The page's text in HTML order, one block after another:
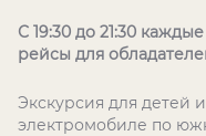
С 19:30 до 21:30
рейсы для
Экскурсия для детей
электромобиле по